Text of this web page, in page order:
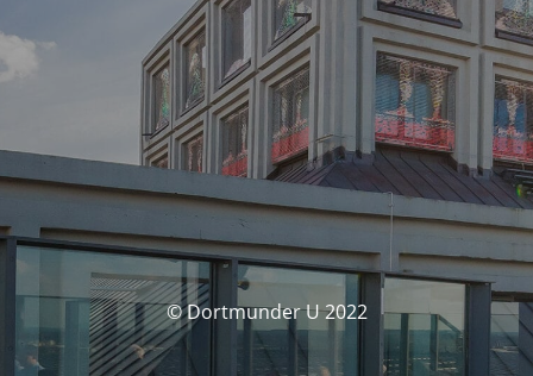
© Dortmunder U 2022